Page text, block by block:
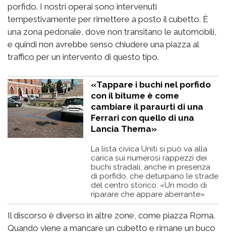
porfido. I nostri operai sono intervenuti
tempestivamente per rimettere a posto il cubetto. È
una zona pedonale, dove non transitano le automobili,
e quindi non avrebbe senso chiudere una piazza al
traffico per un intervento di questo tipo.
«Tappare i buchi nel porfido
con il bitume è come
cambiare il paraurti di una
Ferrari con quello di una
Lancia Thema»
La lista civica Uniti si può va alla
carica sui numerosi rappezzi dei
buchi stradali, anche in presenza
di porfido, che deturpano le strade
del centro storico: «Un modo di
riparare che appare aberrante»
Il discorso è diverso in altre zone, come piazza Roma.
Quando viene a mancare un cubetto e rimane un buco